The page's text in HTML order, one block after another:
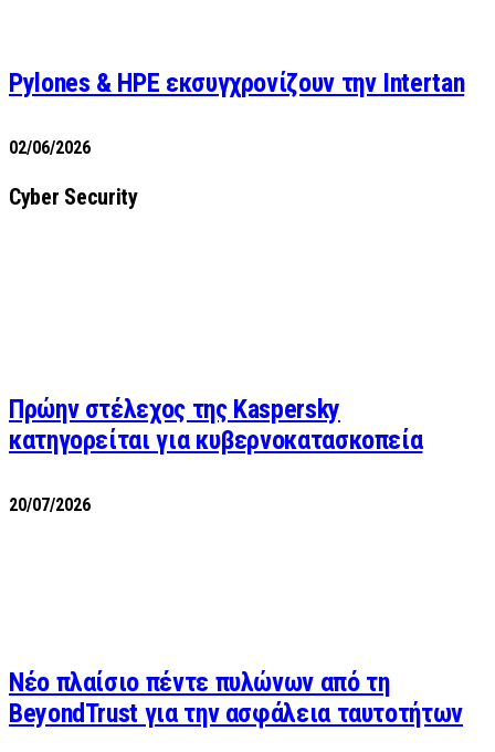
Pylones & HPE εκσυγχρονίζουν την Intertan
02/06/2026
Cyber Security
Πρώην στέλεχος της Kaspersky
κατηγορείται για κυβερνοκατασκοπεία
20/07/2026
Νέο πλαίσιο πέντε πυλώνων από τη
BeyondTrust για την ασφάλεια ταυτοτήτων